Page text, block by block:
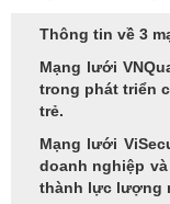
Thông tin về 3
Mạng lưới
trong phát triển
trẻ.
Mạng lưới
doanh nghiệp
thành lực lượng